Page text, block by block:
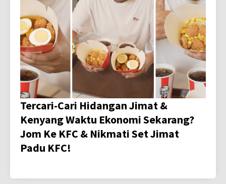
Tercari-Cari Hidangan Jimat &
Kenyang Waktu Ekonomi Sekarang?
Jom Ke KFC & Nikmati Set Jimat
Padu KFC!